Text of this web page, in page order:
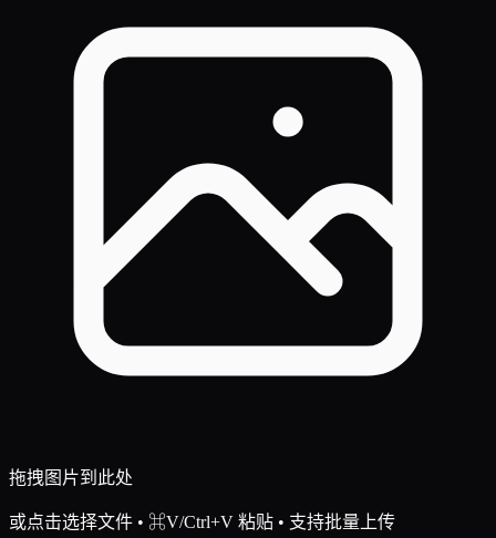
拖拽图片到此处
或点击选择文件 • ⌘V/Ctrl+V 粘贴 • 支持批量上传